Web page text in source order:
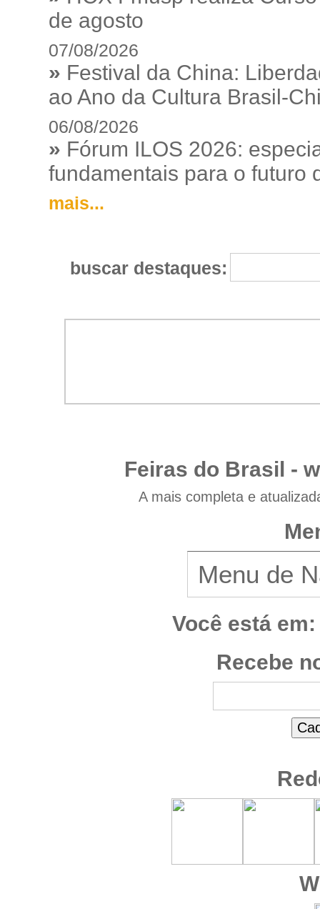
de agosto
07/08/2026
» Festival da China:
ao Ano da Cultura Brasil-
06/08/2026
» Fórum ILOS 2026:
fundamentais para o futuro
mais...
buscar destaques:
Feiras do Brasil -
A mais completa e
Você está em:
Recebe